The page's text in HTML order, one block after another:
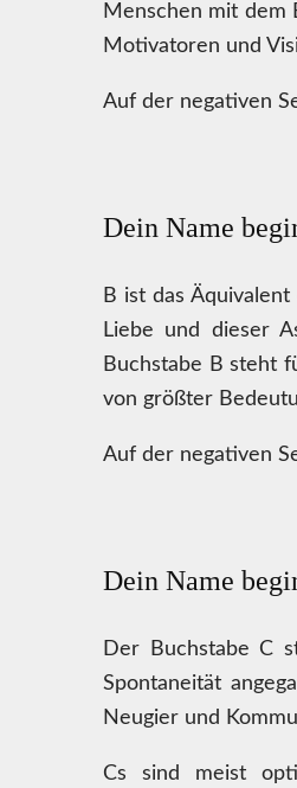
Menschen mit dem
Motivatoren und
Auf der negativen
Dein Name
B ist das
Liebe und dieser
Buchstabe B steht
von größter
Auf der negativen
Dein Name
Der Buchstabe C
Spontaneität
Neugier und
Cs sind meist